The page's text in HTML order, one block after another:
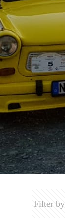
Filter by